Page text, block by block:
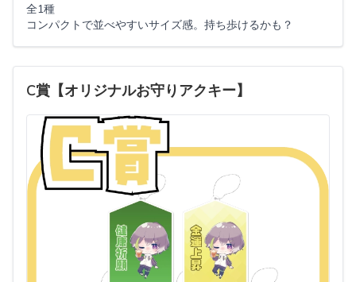
全1種
コンパクトで並べやすいサイズ感。持ち歩けるかも？
C賞【オリジナルお守りアクキー】